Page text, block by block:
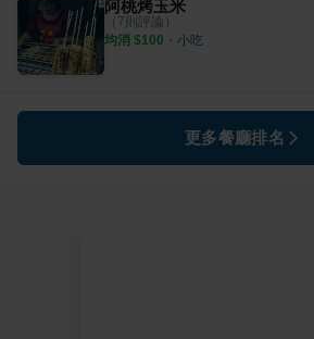
阿桃烤玉米
（ 7則評論）
均消 $100 ・ 小吃
更多餐廳排名